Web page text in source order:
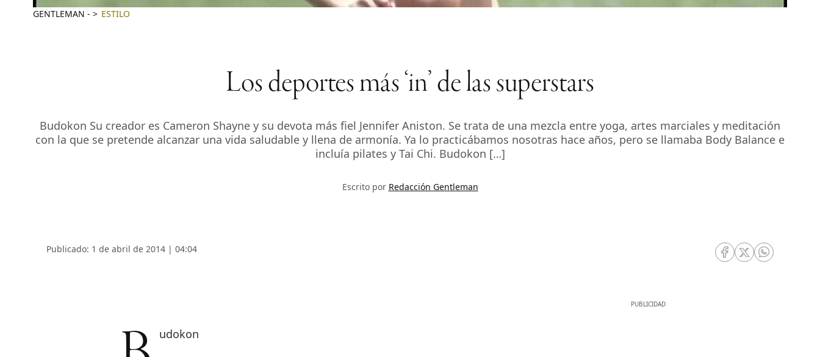
GENTLEMAN - ESTILO
Los deportes más ‘in’ de las superstars
Budokon Su creador es Cameron Shayne y su devota más fiel Jennifer Aniston. Se trata de una mezcla entre yoga, artes marciales y meditación
con la que se pretende alcanzar una vida saludable y llena de armonía. Ya lo practicábamos nosotras hace años, pero se llamaba Body Balance e
incluía pilates y Tai Chi. Budokon […]
Escrito por Redacción Gentleman
Publicado: 1 de abril de 2014 | 04:04
RRSS Facebook
RRSS Twitter
RRSS
Budokon